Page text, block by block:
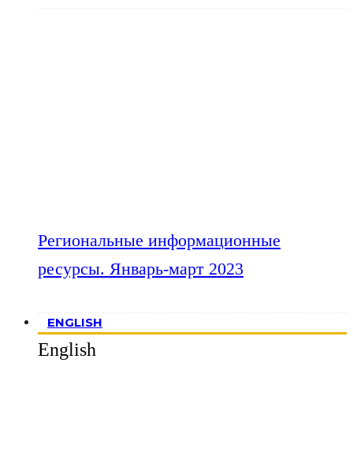
Региональные информационные
ресурсы. Январь-март 2023
ENGLISH
English